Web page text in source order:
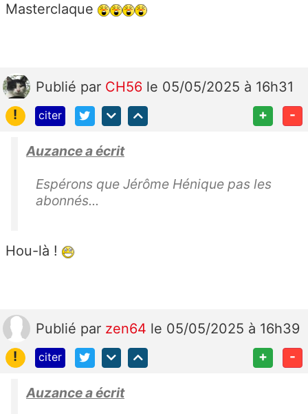
Masterclaque
Publié par CH56 le 05/05/2025 à 16h31
!
citer + -
Auzance a écrit
Espérons que Jérôme Hénique pas les
abonnés...
Hou-là !
Publié par zen64 le 05/05/2025 à 16h39
!
citer + -
Auzance a écrit